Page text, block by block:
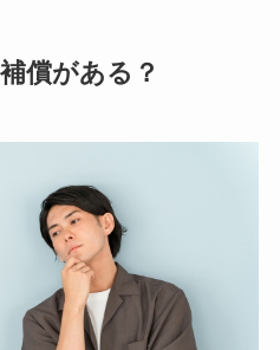
償がある？